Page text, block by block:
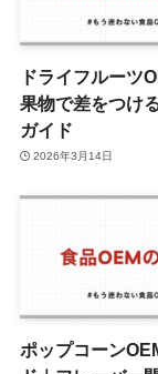
ドライフルーツ
果物で差をつけ
ガイド
2026年3月14日
ポップコーン